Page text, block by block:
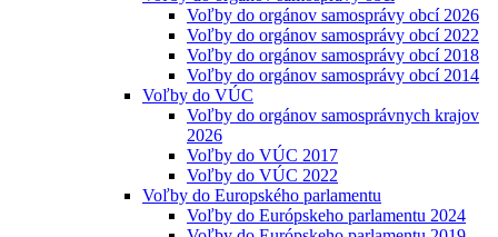
Voľby do orgánov samosprávy obcí 2026
Voľby do orgánov samosprávy obcí 2022
Voľby do orgánov samosprávy obcí 2018
Voľby do orgánov samosprávy obcí 2014
Voľby do VÚC
Voľby do orgánov samosprávnych krajov
2026
Voľby do VÚC 2017
Voľby do VÚC 2022
Voľby do Europského parlamentu
Voľby do Európskeho parlamentu 2024